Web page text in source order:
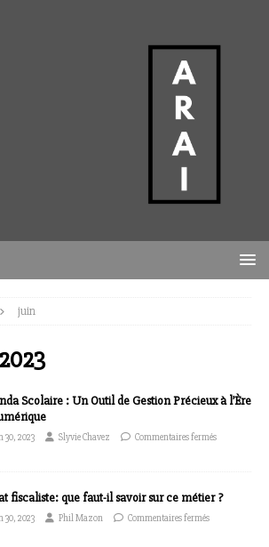
juin
Scolaire : Un Outil de Gestion Précieux à l’Ère
30, 2023 Slyvie Chavez Commentaires fermés
fiscaliste: que faut-il savoir sur ce métier ?
30, 2023 Phil Mazon Commentaires fermés